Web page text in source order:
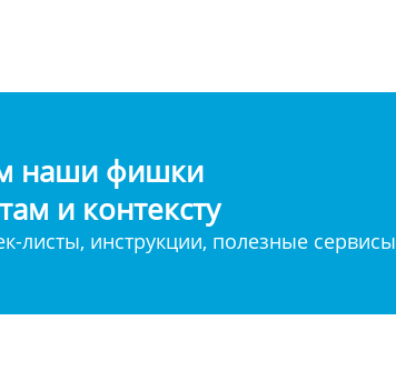
наши фишки
и контексту
листы, инструкции, полезные сервисы